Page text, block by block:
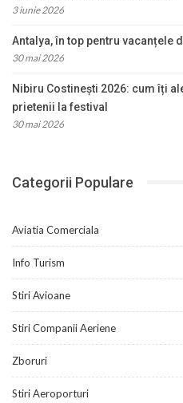
3 iunie 2026
Antalya, în top pentru vacanțele
30 mai 2026
Nibiru Costinești 2026: cum îți
prietenii la festival
30 mai 2026
Categorii Populare
Aviatia Comerciala
Info Turism
Stiri Avioane
Stiri Companii Aeriene
Zboruri
Stiri Aeroporturi